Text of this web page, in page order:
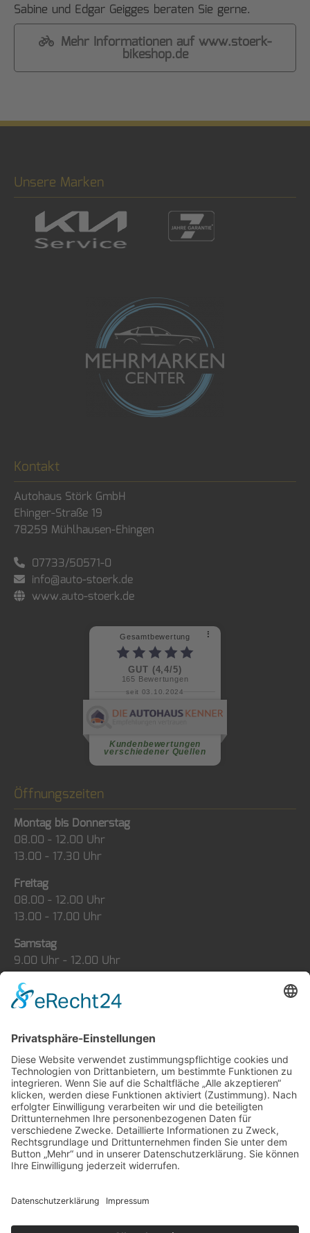
Sabine und Edgar Geigges beraten Sie gerne.
Mehr Informationen auf www.stoerk-
bikeshop.de
Unsere Marken
Kontakt
Autohaus Störk GmbH
Ehinger-Straße 19
78259 Mühlhausen-Ehingen
07733/50571-0
info@auto-stoerk.de
www.auto-stoerk.de
Gesamtbewertung ⠇
GUT (4,4/5)
165 Bewertungen
seit 03.10.2024
Kundenbewertungen
verschiedener Quellen
weiterlesen
Öffnungszeiten
Montag bis Donnerstag
08.00 - 12.00 Uhr
13.00 - 17.30 Uhr
Freitag
08.00 - 12.00 Uhr
13.00 - 17.00 Uhr
Samstag
9.00 Uhr - 12.00 Uhr
Sonntag
geschlossen
Probefahrten nach Vereinbarung
Reparaturen
Wir denken nicht bis zur nächsten
Schraube, sondern zu Ihrem Vorteil.
Bei allen Fabrikaten!
Social Media